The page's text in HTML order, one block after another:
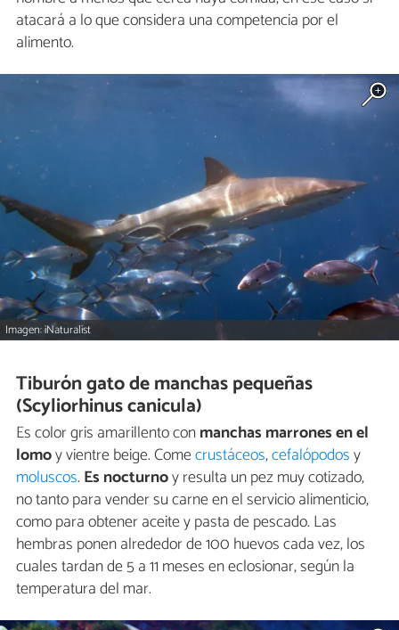
atacará a lo que considera una competencia por el
alimento.
Imagen: iNaturalist
Tiburón gato de manchas pequeñas
(Scyliorhinus canicula)
Es color gris amarillento conmanchas marrones en el
lomoy vientre beige. Comecrustáceos,cefalópodosy
moluscos. Es nocturnoy resulta un pez muy cotizado,
no tanto para vender su carne en el servicio alimenticio,
como para obtener aceite y pasta de pescado. Las
hembras ponen alrededor de 100 huevos cada vez, los
cuales tardan de 5 a 11 meses en eclosionar, según la
temperatura del mar.